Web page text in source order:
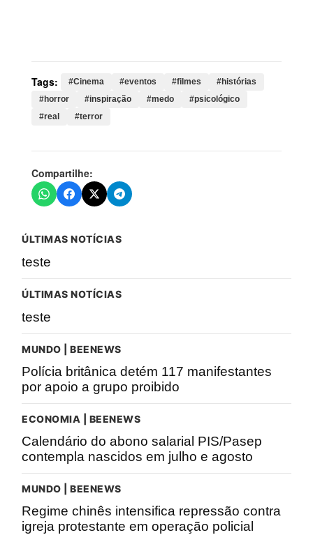
Tags: #Cinema #eventos #filmes
#histórias
#horror
#inspiração #medo
#psicológico
#real
#terror
Compartilhe:
ÚLTIMAS NOTÍCIAS
teste
ÚLTIMAS NOTÍCIAS
teste
MUNDO | BEENEWS
Polícia britânica detém 117 manifestantes
por apoio a grupo proibido
ECONOMIA | BEENEWS
Calendário do abono salarial PIS/Pasep
contempla nascidos em julho e agosto
MUNDO | BEENEWS
Regime chinês intensifica repressão contra
igreja protestante em operação policial